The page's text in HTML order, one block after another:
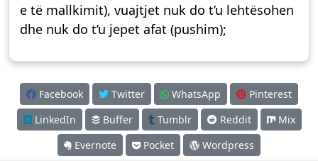
e të mallkimit), vuajtjet nuk do t’u lehtësohen
dhe nuk do t’u jepet afat (pushim);
Facebook Twitter WhatsApp
Pinterest
LinkedIn
Buffer Tumblr Reddit
Mix
Evernote
Pocket Wordpress